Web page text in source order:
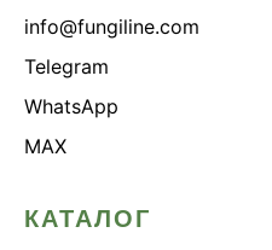
info@fungiline.com
Telegram
WhatsApp
MAX
КАТАЛОГ